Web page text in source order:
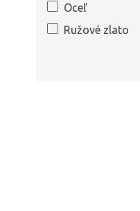
Oceľ
Ružové zlato